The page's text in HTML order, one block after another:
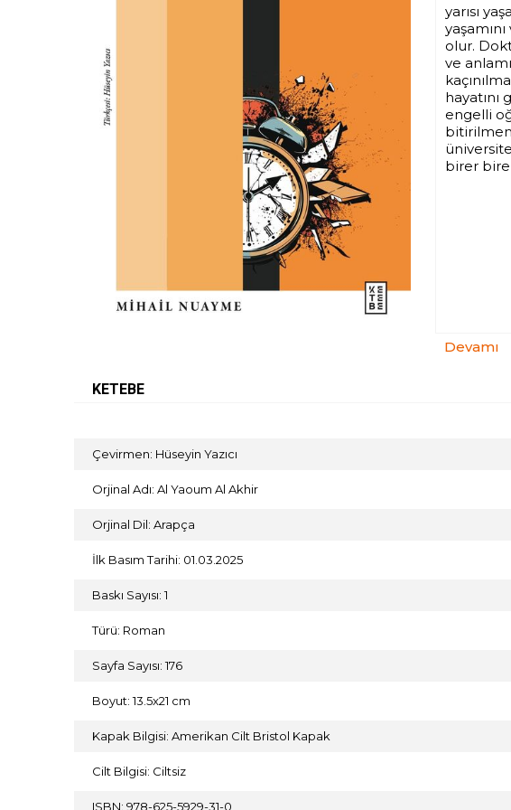
yarısı
olur.
ve
engelli
birer
Devamı
KETEBE
Çevirmen: Hüseyin Yazıcı
Orjinal Adı: Al Yaoum Al Akhir
Orjinal Dil: Arapça
İlk Basım Tarihi: 01.03.2025
Baskı Sayısı: 1
Türü: Roman
Sayfa Sayısı: 176
Boyut: 13.5x21 cm
Kapak Bilgisi: Amerikan Cilt Bristol Kapak
Cilt Bilgisi: Ciltsiz
ISBN: 978-625-5929-31-0